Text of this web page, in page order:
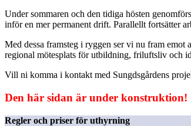
Under sommaren och den tidiga hösten
inför en mer permanent drift. Parallellt fortsätter
Med dessa framsteg i ryggen ser vi nu fram emot
regional mötesplats för utbildning, friluftsliv och
Vill ni komma i kontakt med Sungdsgårdens
Den här sidan är under konstruktion!
Regler och priser för uthyrning